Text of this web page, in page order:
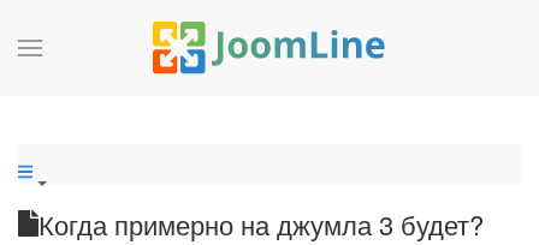
Когда примерно на джумла 3 будет?